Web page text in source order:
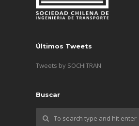
Últimos Tweets
Tweets by SOCHITRAN
Buscar